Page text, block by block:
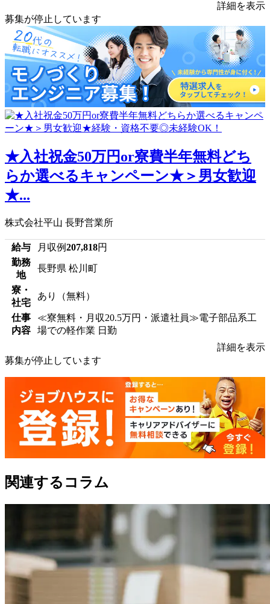
詳細を表示
募集が停止しています
★入社祝金50万円or寮費半年無料どち
らか選べるキャンペーン★＞男女歓迎
★...
株式会社平山 長野営業所
給与 月収例207,818円
勤務
地
長野県 松川町
寮・
社宅
あり（無料）
仕事
内容
≪寮無料・月収20.5万円・派遣社員≫電子部品系工
場での軽作業 日勤
詳細を表示
募集が停止しています
関連するコラム